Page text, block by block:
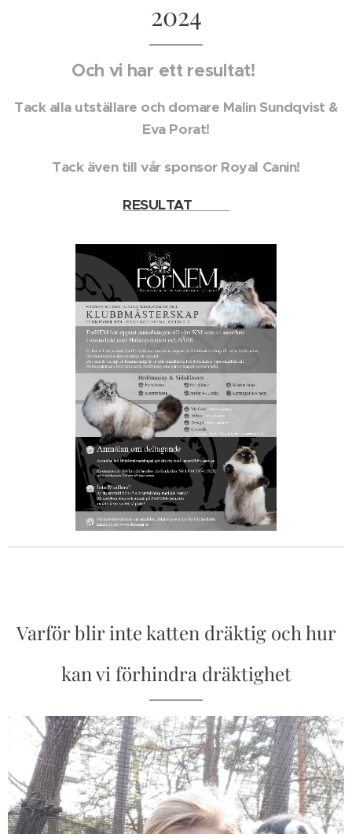
2024
Och vi har ett resultat! 🏆
Tack alla utställare och domare Malin Sundqvist &
Eva Porat!
Tack även till vår sponsor Royal Canin!
RESULTAT 🍾🥂
Varför blir inte katten dräktig och hur
kan vi förhindra dräktighet